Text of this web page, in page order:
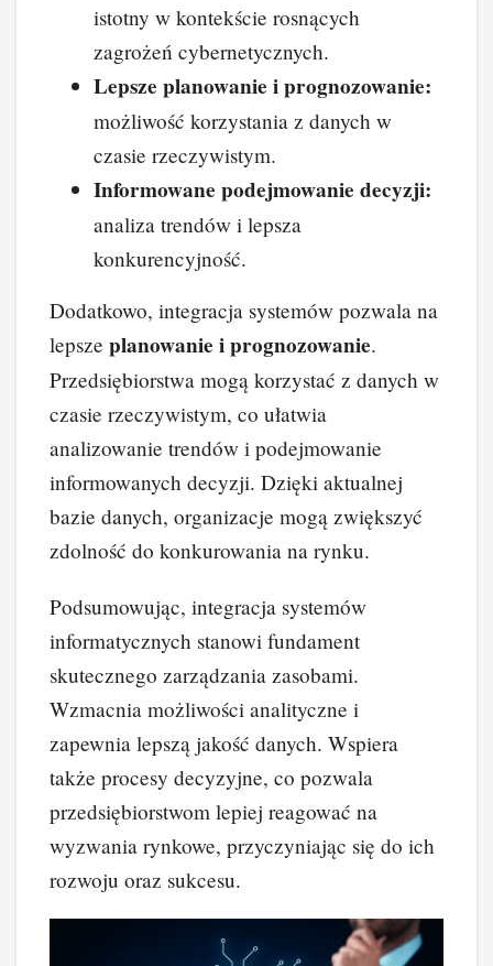
istotny w kontekście rosnących
zagrożeń cybernetycznych.
Lepsze planowanie i prognozowanie:
możliwość korzystania z danych w
czasie rzeczywistym.
Informowane podejmowanie decyzji:
analiza trendów i lepsza
konkurencyjność.
Dodatkowo, integracja systemów pozwala na
lepsze planowanie i prognozowanie.
Przedsiębiorstwa mogą korzystać z danych w
czasie rzeczywistym, co ułatwia
analizowanie trendów i podejmowanie
informowanych decyzji. Dzięki aktualnej
bazie danych, organizacje mogą zwiększyć
zdolność do konkurowania na rynku.
Podsumowując, integracja systemów
informatycznych stanowi fundament
skutecznego zarządzania zasobami.
Wzmacnia możliwości analityczne i
zapewnia lepszą jakość danych. Wspiera
także procesy decyzyjne, co pozwala
przedsiębiorstwom lepiej reagować na
wyzwania rynkowe, przyczyniając się do ich
rozwoju oraz sukcesu.